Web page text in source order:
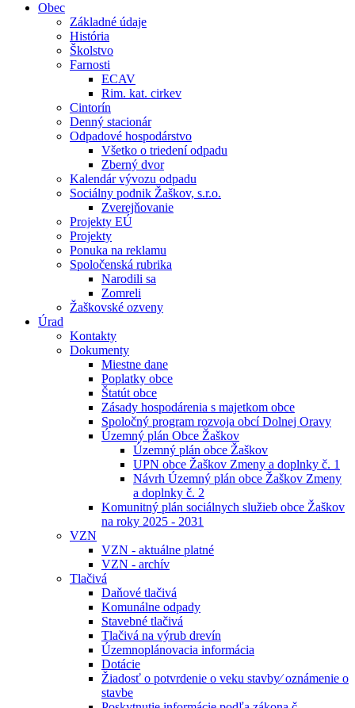
Obec
Základné údaje
História
Školstvo
Farnosti
ECAV
Rim. kat. cirkev
Cintorín
Denný stacionár
Odpadové hospodárstvo
Všetko o triedení odpadu
Zberný dvor
Kalendár vývozu odpadu
Sociálny podnik Žaškov, s.r.o.
Zverejňovanie
Projekty EÚ
Projekty
Ponuka na reklamu
Spoločenská rubrika
Narodili sa
Zomreli
Žaškovské ozveny
Úrad
Kontakty
Dokumenty
Miestne dane
Poplatky obce
Štatút obce
Zásady hospodárenia s majetkom obce
Spoločný program rozvoja obcí Dolnej Oravy
Územný plán Obce Žaškov
Územný plán obce Žaškov
UPN obce Žaškov Zmeny a doplnky č. 1
Návrh Územný plán obce Žaškov Zmeny
a doplnky č. 2
Komunitný plán sociálnych služieb obce Žaškov
na roky 2025 - 2031
VZN
VZN - aktuálne platné
VZN - archív
Tlačivá
Daňové tlačivá
Komunálne odpady
Stavebné tlačivá
Tlačivá na výrub drevín
Územnoplánovacia informácia
Dotácie
Žiadosť o potvrdenie o veku stavby⁄ oznámenie o
stavbe